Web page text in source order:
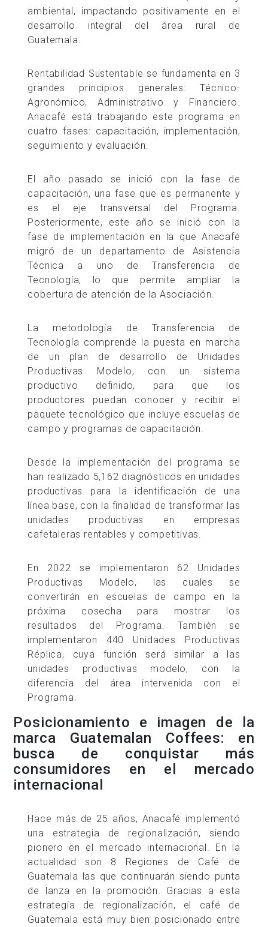
ambiental, impactando positivamente en el
desarrollo integral del área rural de
Guatemala.
Rentabilidad Sustentable se fundamenta en 3
grandes principios generales: Técnico-
Agronómico, Administrativo y Financiero.
Anacafé está trabajando este programa en
cuatro fases: capacitación, implementación,
seguimiento y evaluación.
El año pasado se inició con la fase de
capacitación, una fase que es permanente y
es el eje transversal del Programa.
Posteriormente, este año se inició con la
fase de implementación en la que Anacafé
migró de un departamento de Asistencia
Técnica a uno de Transferencia de
Tecnología, lo que permite ampliar la
cobertura de atención de la Asociación.
La metodología de Transferencia de
Tecnología comprende la puesta en marcha
de un plan de desarrollo de Unidades
Productivas Modelo, con un sistema
productivo definido, para que los
productores puedan conocer y recibir el
paquete tecnológico que incluye escuelas de
campo y programas de capacitación.
Desde la implementación del programa se
han realizado 5,162 diagnósticos en unidades
productivas para la identificación de una
línea base, con la finalidad de transformar las
unidades productivas en empresas
cafetaleras rentables y competitivas.
En 2022 se implementaron 62 Unidades
Productivas Modelo, las cuales se
convertirán en escuelas de campo en la
próxima cosecha para mostrar los
resultados del Programa. También se
implementaron 440 Unidades Productivas
Réplica, cuya función será similar a las
unidades productivas modelo, con la
diferencia del área intervenida con el
Programa.
Posicionamiento e imagen de la
marca Guatemalan Coffees: en
busca de conquistar más
consumidores en el mercado
internacional
Hace más de 25 años, Anacafé implementó
una estrategia de regionalización, siendo
pionero en el mercado internacional. En la
actualidad son 8 Regiones de Café de
Guatemala las que continuarán siendo punta
de lanza en la promoción. Gracias a esta
estrategia de regionalización, el café de
Guatemala está muy bien posicionado entre